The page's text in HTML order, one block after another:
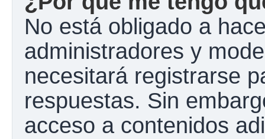
No está obligado a
administradores y
necesitará registrarse
respuestas. Sin
acceso a contenidos